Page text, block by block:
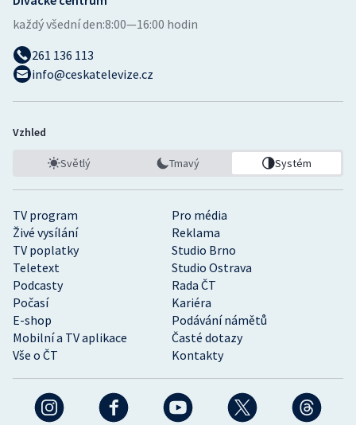
TV program
Pro média
Živé vysílání
Reklama
TV poplatky
Studio Brno
Teletext
Studio Ostrava
Podcasty
Rada ČT
Počasí
Kariéra
E-shop
Podávání námětů
Mobilní a TV aplikace
Časté dotazy
Vše o ČT
Kontakty
každý všední den:8:00—16:00 hodin
261 136 113
info@ceskatelevize.cz
Vzhled
Světlý Tmavý Systém